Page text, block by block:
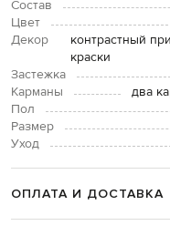
Состав
Цвет
Декор
контрастный
краски
Застежка
Карманы
два
Пол
Размер
Уход
ОПЛАТА И ДОСТАВКА